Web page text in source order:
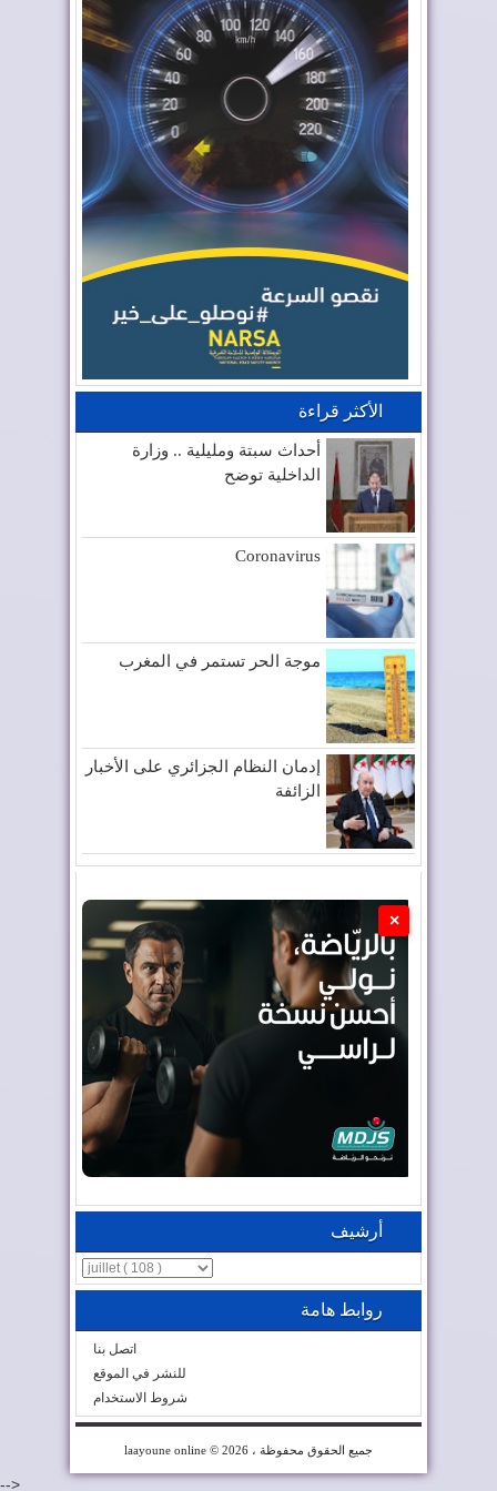
الأكثر قراءة
أحداث سبتة ومليلية .. وزارة
الداخلية توضح
Coronavirus
موجة الحر تستمر في المغرب
إدمان النظام الجزائري على الأخبار
الزائفة
×
أرشيف
روابط هامة
اتصل بنا
للنشر في الموقع
شروط الاستخدام
laayoune online © 2026 ، جميع الحقوق محفوظة
-->